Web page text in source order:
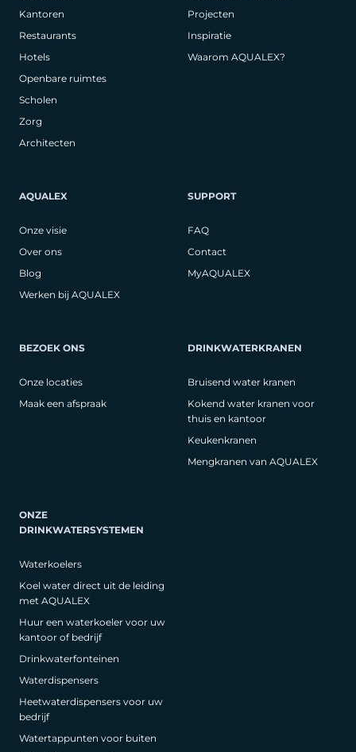
Kantoren
Restaurants
Hotels
Openbare ruimtes
Scholen
Zorg
Architecten
Projecten
Inspiratie
Waarom AQUALEX?
AQUALEX
Onze visie
Over ons
Blog
Werken bij AQUALEX
SUPPORT
FAQ
Contact
MyAQUALEX
BEZOEK ONS
Onze locaties
Maak een afspraak
DRINKWATERKRANEN
Bruisend water kranen
Kokend water kranen voor
thuis en kantoor
Keukenkranen
Mengkranen van AQUALEX
ONZE
DRINKWATERSYSTEMEN
Waterkoelers
Koel water direct uit de leiding
met AQUALEX
Huur een waterkoeler voor uw
kantoor of bedrijf
Drinkwaterfonteinen
Waterdispensers
Heetwaterdispensers voor uw
bedrijf
Watertappunten voor buiten